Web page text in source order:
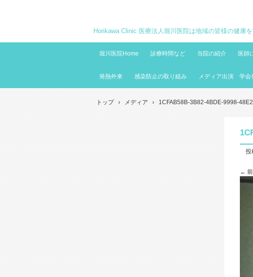
Horikawa Clinic 医療法人堀川医院は地域の皆様の健康を
堀川医院Home
診療時間など 当院の紹介 医師
発熱外来 感染防止の取り組み メディア出演 学会
トップ › メディア › 1CFAB58B-3B82-4BDE-9998-
投
←